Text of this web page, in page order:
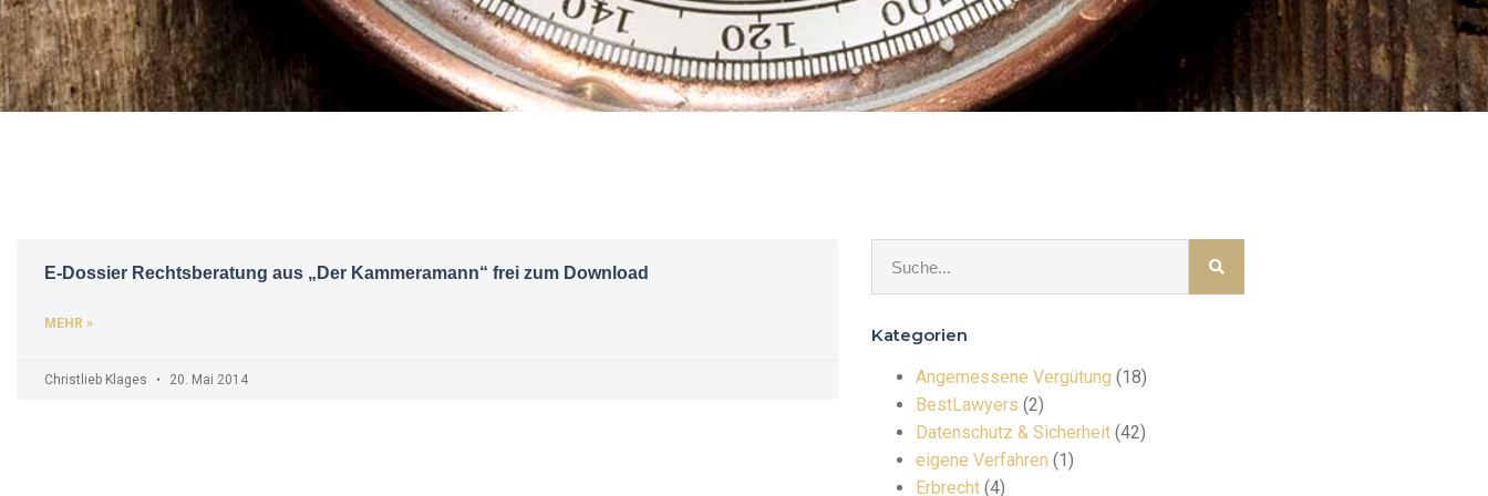
E-Dossier Rechtsberatung aus „Der Kammeramann“ frei zum Download
MEHR »
Christlieb Klages 20. Mai 2014
Kategorien
Angemessene Vergütung (18)
BestLawyers (2)
Datenschutz & Sicherheit(42)
eigene Verfahren (1)
Erbrecht(4)